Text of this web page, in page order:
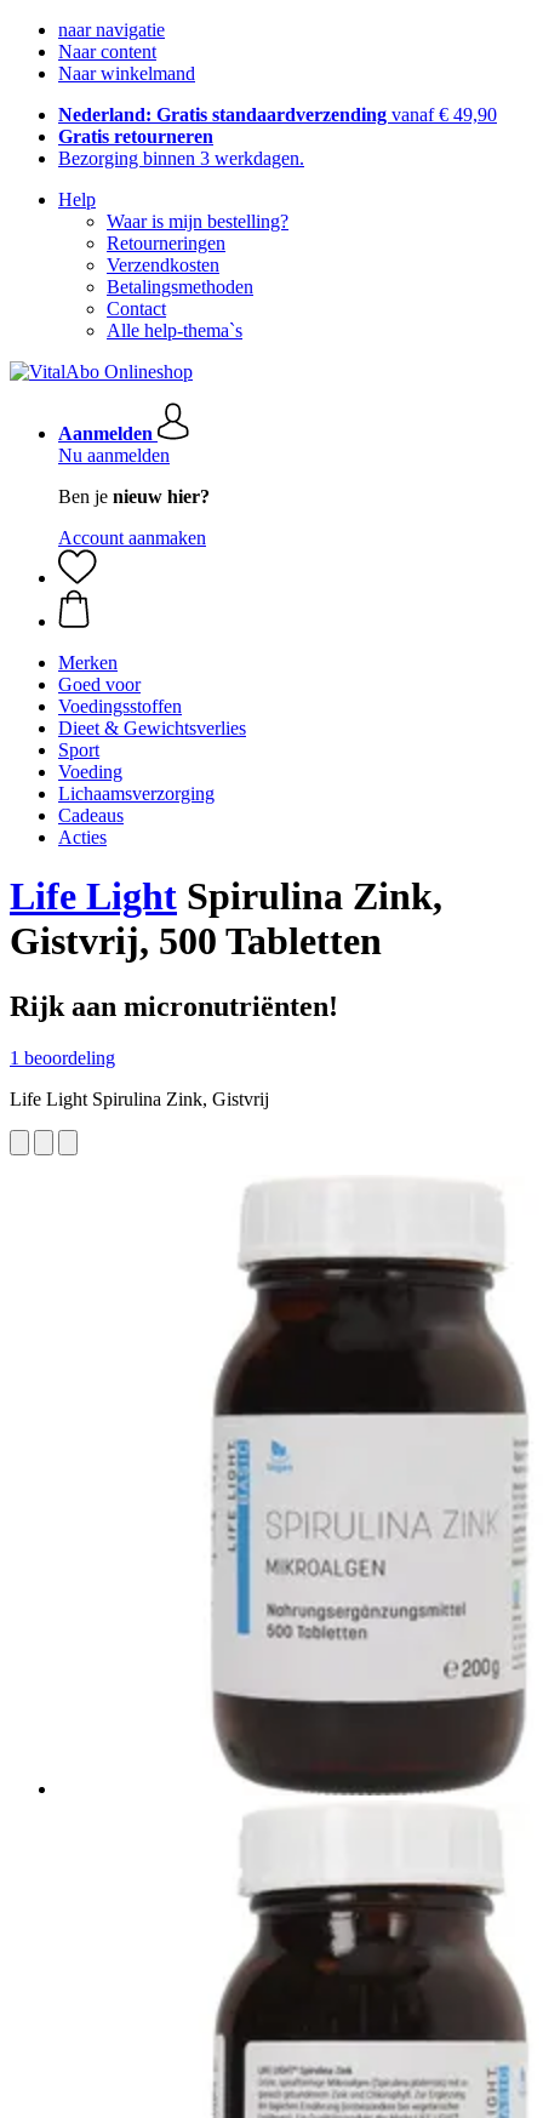
naar navigatie
Naar content
Naar winkelmand
Nederland: Gratis standaardverzending vanaf € 49,90
Gratis retourneren
Bezorging binnen 3 werkdagen.
Help
Waar is mijn bestelling?
Retourneringen
Verzendkosten
Betalingsmethoden
Contact
Alle help-thema`s
Aanmelden
Nu aanmelden
Ben je nieuw hier?
Account aanmaken
Merken
Goed voor
Voedingsstoffen
Dieet & Gewichtsverlies
Sport
Voeding
Lichaamsverzorging
Cadeaus
Acties
Life Light Spirulina Zink,
Gistvrij, 500 Tabletten
Rijk aan micronutriënten!
1 beoordeling
Life Light Spirulina Zink, Gistvrij